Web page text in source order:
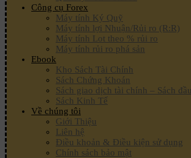
Công cụ Forex
Máy tính Ký Quỹ
Máy tính lợi Nhuận/Rủi ro (R:R)
Máy tính Lot theo % rủi ro
Máy tính rủi ro phá sản
Ebook
Kho Sách Tài Chính
Sách Chứng Khoán
Sách giao dịch tài chính – Sách
Sách Kinh Tế
Về chúng tôi
Giới Thiệu
Liên hệ
Điều khoản & Điều kiện sử dụng
Chính sách bảo mật